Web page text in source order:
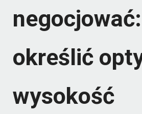
określić
wysokość